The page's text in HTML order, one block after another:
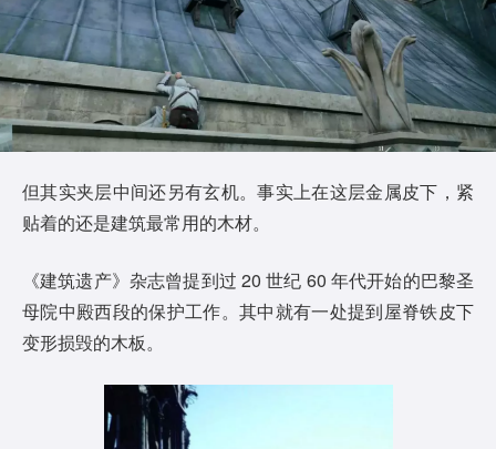
但其实夹层中间还另有玄机。事实上在这层金属皮下，紧
贴着的还是建筑最常用的木材。
《建筑遗产》杂志曾提到过 20 世纪 60 年代开始的巴黎圣
母院中殿西段的保护工作。其中就有一处提到屋脊铁皮下
变形损毁的木板。